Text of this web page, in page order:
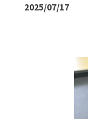
2025/07/17